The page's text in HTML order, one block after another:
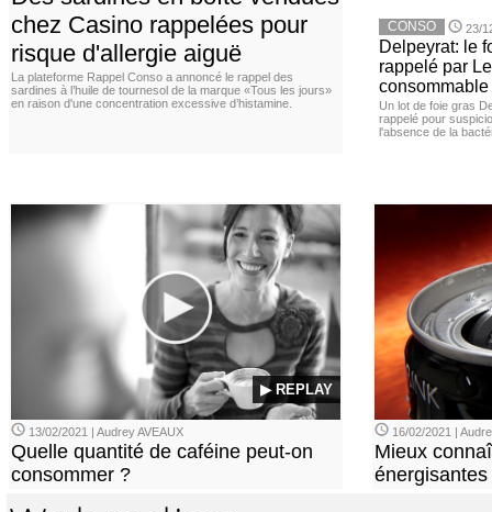
chez Casino rappelées pour
risque d'allergie aiguë
La plateforme Rappel Conso a annoncé le rappel des
sardines à l’huile de tournesol de la marque «Tous les jours»
en raison d'une concentration excessive d’histamine.
CONSO 23/
Delpeyrat: le
rappelé par
consommable
Un lot de foie gras
rappelé pour
l'absence de la
▶ REPLAY
13/02/2021 | Audrey AVEAUX
Quelle quantité de caféine peut-on
consommer ?
16/02/2021 |
Mieux
énergisantes